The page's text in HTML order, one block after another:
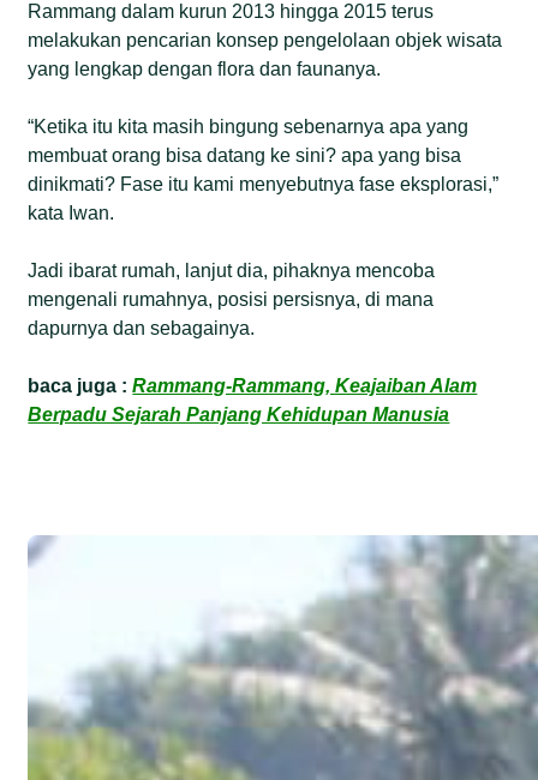
Rammang dalam kurun 2013 hingga 2015 terus
melakukan pencarian konsep pengelolaan objek wisata
yang lengkap dengan flora dan faunanya.
“Ketika itu kita masih bingung sebenarnya apa yang
membuat orang bisa datang ke sini? apa yang bisa
dinikmati? Fase itu kami menyebutnya fase eksplorasi,”
kata Iwan.
Jadi ibarat rumah, lanjut dia, pihaknya mencoba
mengenali rumahnya, posisi persisnya, di mana
dapurnya dan sebagainya.
baca juga :Rammang-Rammang, Keajaiban Alam
Berpadu Sejarah Panjang Kehidupan Manusia